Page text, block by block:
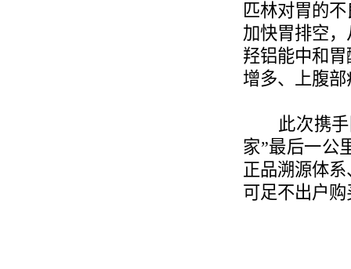
匹林对胃的
加快胃排空
羟铝能中和
增多、上腹
此次携手
家”最后一公
正品溯源体
可足不出户